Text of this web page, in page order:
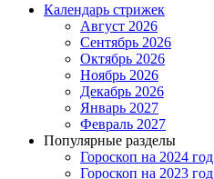
Календарь стрижек
Август 2026
Сентябрь 2026
Октябрь 2026
Ноябрь 2026
Декабрь 2026
Январь 2027
Февраль 2027
Популярные разделы
Гороскоп на 2024 год
Гороскоп на 2023 год